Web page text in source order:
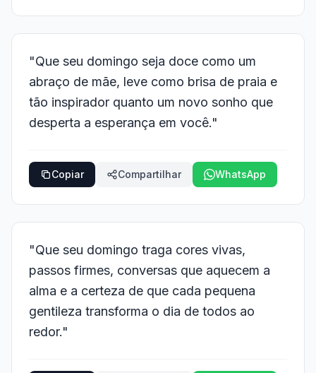
"Que seu domingo seja doce como um
abraço de mãe, leve como brisa de praia e
tão inspirador quanto um novo sonho que
desperta a esperança em você."
Copiar Compartilhar WhatsApp
"Que seu domingo traga cores vivas,
passos firmes, conversas que aquecem a
alma e a certeza de que cada pequena
gentileza transforma o dia de todos ao
redor."